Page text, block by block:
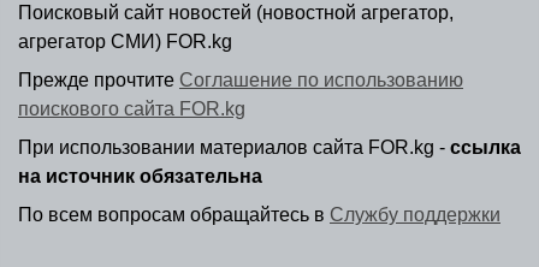
Поисковый сайт новостей (новостной агрегатор,
агрегатор СМИ) FOR.kg
Прежде прочтите Соглашение по использованию
поискового сайта FOR.kg
При использовании материалов сайта FOR.kg - ссылка
на источник обязательна
По всем вопросам обращайтесь в Службу поддержки